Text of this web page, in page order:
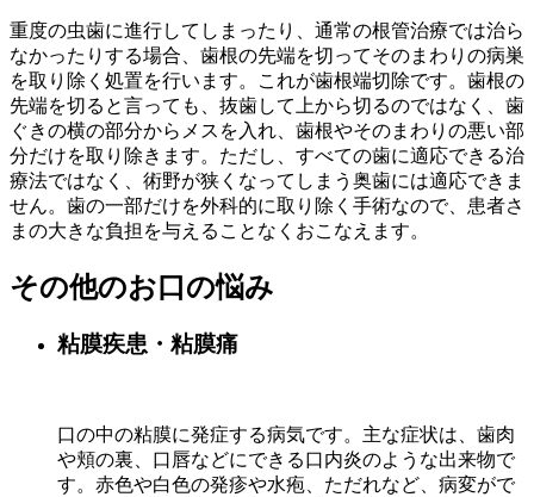
重度の虫歯に進行してしまったり、通常の根管治療では治ら
なかったりする場合、歯根の先端を切ってそのまわりの病巣
を取り除く処置を行います。これが歯根端切除です。歯根の
先端を切ると言っても、抜歯して上から切るのではなく、歯
ぐきの横の部分からメスを入れ、歯根やそのまわりの悪い部
分だけを取り除きます。ただし、すべての歯に適応できる治
療法ではなく、術野が狭くなってしまう奥歯には適応できま
せん。歯の一部だけを外科的に取り除く手術なので、患者さ
まの大きな負担を与えることなくおこなえます。
その他のお口の悩み
粘膜疾患・粘膜痛
口の中の粘膜に発症する病気です。主な症状は、歯肉
や頬の裏、口唇などにできる口内炎のような出来物で
す。赤色や白色の発疹や水疱、ただれなど、病変がで